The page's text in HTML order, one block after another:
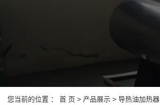
您当前的位置 ： 首 页 > 产品展示 > 导热油加热器